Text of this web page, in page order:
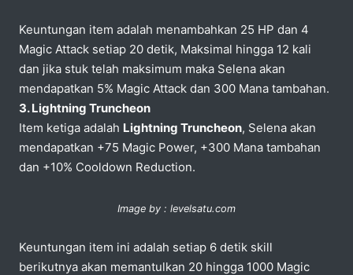
Keuntungan item adalah menambahkan 25 HP dan 4
Magic Attack setiap 20 detik, Maksimal hingga 12 kali
dan jika stuk telah maksimum maka Selena akan
mendapatkan 5% Magic Attack dan 300 Mana tambahan.
3. Lightning Truncheon
Item ketiga adalah Lightning Truncheon, Selena akan
mendapatkan +75 Magic Power, +300 Mana tambahan
dan +10% Cooldown Reduction.
Image by : levelsatu.com
Keuntungan item ini adalah setiap 6 detik skill
berikutnya akan memantulkan 20 hingga 1000 Magic